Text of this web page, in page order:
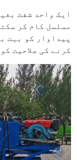
ایک واحد شفٹ
مسلسل کام کر
پیداوار کو بہت
کرنے کی صلاحیت